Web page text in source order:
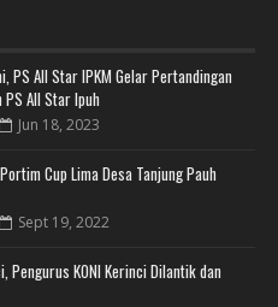
PS All Star IPKM Gelar Pertandingan
All Star Ipuh
Jun 18, 2023
Cup Lima Desa Tanjung Pauh
Sept 19, 2022
Pengurus KONI Kerinci Dilantik dan